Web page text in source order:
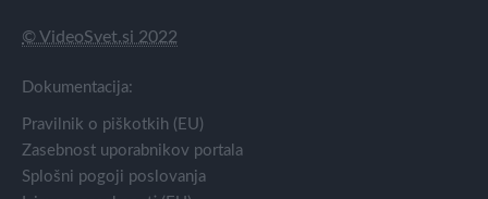
© VideoSvet.si 2022
Dokumentacija:
Pravilnik o piškotkih (EU)
Zasebnost uporabnikov portala
Splošni pogoji poslovanja